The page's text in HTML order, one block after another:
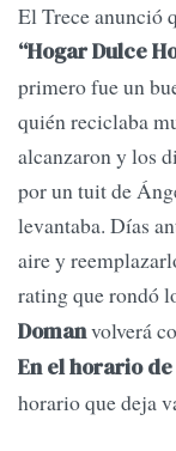
El Trece anunció
“Hogar Dulce
primero fue un
quién reciclaba
alcanzaron y los
por un tuit de
levantaba. Días
aire y
rating que rondó
Domanvolverá
En el horario de
horario que deja